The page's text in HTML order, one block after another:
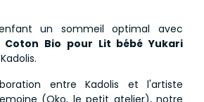
un sommeil optimal avec
Coton Bio pour Lit bébé Yukari
entre Kadolis et l'artiste